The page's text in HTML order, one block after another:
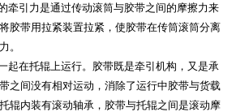
牵引力是通过传动滚筒与胶带之间的摩擦力来
胶带用拉紧装置拉紧，使胶带在传筒滚筒分离
。
起在托辊上运行。胶带既是牵引机构，又是承
之间没有相对运动，消除了运行中胶带与货载
辊内装有滚动轴承，胶带与托辊之间是滚动摩